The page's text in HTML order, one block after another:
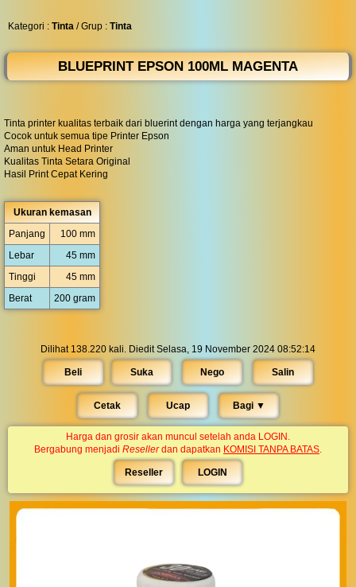
Kategori : Tinta / Grup : Tinta
BLUEPRINT EPSON 100ML MAGENTA
Tinta printer kualitas terbaik dari bluerint dengan harga yang terjangkau
Cocok untuk semua tipe Printer Epson
Aman untuk Head Printer
Kualitas Tinta Setara Original
Hasil Print Cepat Kering
Ukuran kemasan
Panjang
100 mm
Lebar
45 mm
Tinggi
45 mm
Berat
200 gram
Dilihat 138.220 kali. Diedit Selasa, 19 November 2024 08:52:14
Beli Suka Nego Salin
Cetak Ucap Bagi ▼︎
Harga dan grosir akan muncul setelah anda LOGIN.
Bergabung menjadi Resellerdan dapatkan KOMISI TANPA BATAS.
Reseller LOGIN